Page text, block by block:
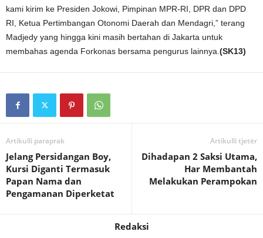
kami kirim ke Presiden Jokowi, Pimpinan MPR-RI, DPR dan DPD
RI, Ketua Pertimbangan Otonomi Daerah dan Mendagri,” terang
Madjedy yang hingga kini masih bertahan di Jakarta untuk
membahas agenda Forkonas bersama pengurus lainnya. (SK13)
Artikulli paraprak
Jelang Persidangan Boy,
Kursi Diganti Termasuk
Papan Nama dan
Pengamanan Diperketat
Artikulli tjetër
Dihadapan 2 Saksi Utama,
Har Membantah
Melakukan Perampokan
Redaksi